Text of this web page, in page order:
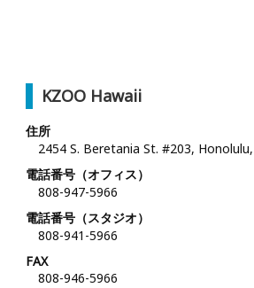
KZOO Hawaii
住所
2454 S. Beretania St. #203,
電話番号（オフィス）
808-947-5966
電話番号（スタジオ）
808-941-5966
FAX
808-946-5966